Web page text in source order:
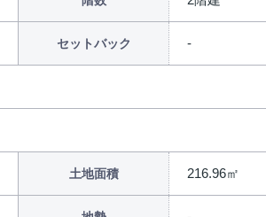
セットバック
土地面積 216.96㎡